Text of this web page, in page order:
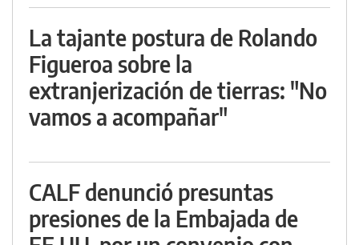
La tajante postura de Rolando
Figueroa sobre la
extranjerización de tierras: "No
vamos a acompañar"
CALF denunció presuntas
presiones de la Embajada de